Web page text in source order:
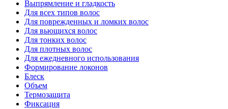
Выпрямление и гладкость
Для всех типов волос
Для поврежденных и ломких волос
Для вьющихся волос
Для тонких волос
Для плотных волос
Для ежедневного использования
Формирование локонов
Блеск
Объем
Термозащита
Фиксация